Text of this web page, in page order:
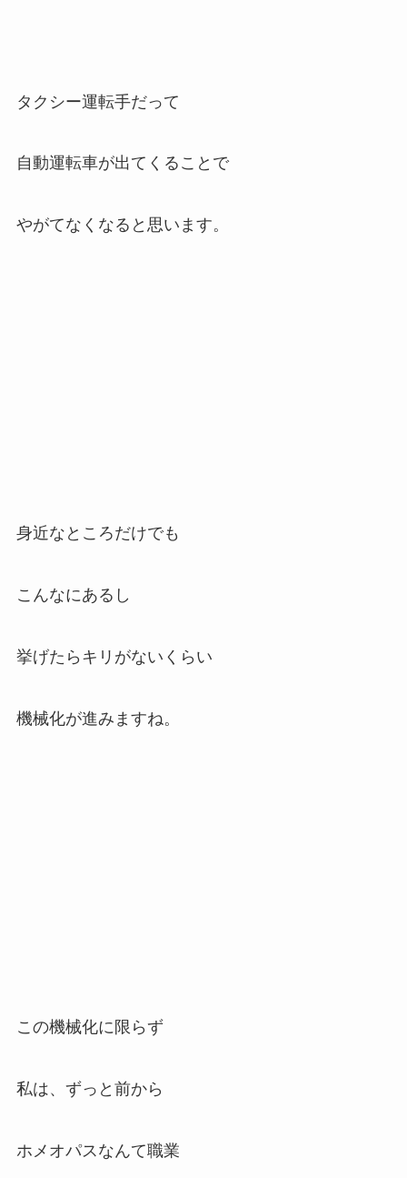
タクシー運転手だって
自動運転車が出てくることで
やがてなくなると思います。
身近なところだけでも
こんなにあるし
挙げたらキリがないくらい
機械化が進みますね。
この機械化に限らず
私は、ずっと前から
ホメオパスなんて職業